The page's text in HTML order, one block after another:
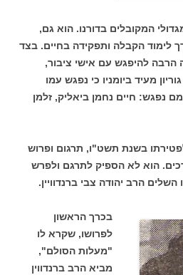
המקובלים בדורנו. הוא גם,
לימוד הקבלה ותפקידה בחיים. בצד
הרבה להיפגש עם אישי ציבור,
מעיד ביומניו כי נפגש עמו
נפגש: חיים נחמן ביאליק, זלמן
בשנת תשט"ו, תרגום ופרוש
ו"זוהר חדש" ב-21 כרכים. הוא לא הספיק לתרגם ולפרש
הרב יהודה צבי ברנדוויין.
בכרך הראשון
לפרושו, שקרא לו
"מעלות הסולם",
מביא הרב ברנדווין